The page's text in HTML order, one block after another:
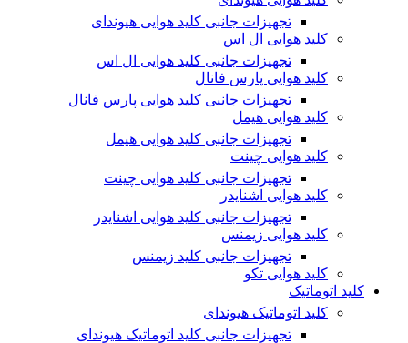
تجهیزات جانبی کلید هوایی هیوندای
کلید هوایی ال اس
تجهیزات جانبی کلید هوایی ال اس
کلید هوایی پارس فانال
تجهیزات جانبی کلید هوایی پارس فانال
کلید هوایی هیمل
تجهیزات جانبی کلید هوایی هیمل
کلید هوایی چینت
تجهیزات جانبی کلید هوایی چینت
کلید هوایی اشنایدر
تجهیزات جانبی کلید هوایی اشنایدر
کلید هوایی زیمنس
تجهیزات جانبی کلید زیمنس
کلید هوایی تکو
کلید اتوماتیک
کلید اتوماتیک هیوندای
تجهیزات جانبی کلید اتوماتیک هیوندای